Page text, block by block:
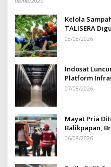
Kelola
TALISERA
08/08/2026
Indosat
Platform
Tenggara
07/08/2026
Mayat Pria
Balikpapan,
TKP
06/08/2026